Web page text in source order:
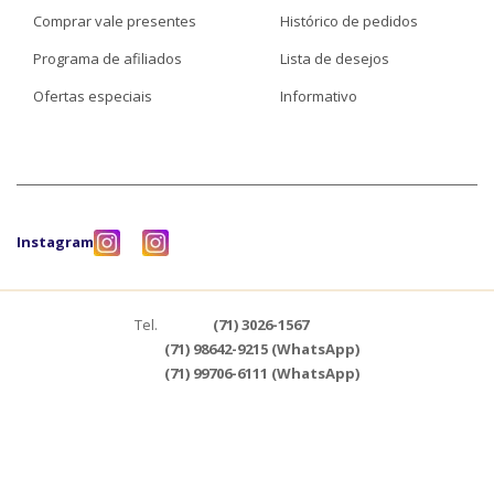
Comprar vale presentes
Programa de afiliados
Ofertas especiais
Histórico de pedidos
Lista de desejos
Informativo
Instagram
Tel.
(71) 3026-1567
(71) 98642-9215 (WhatsApp)
(71) 99706-6111 (WhatsApp)